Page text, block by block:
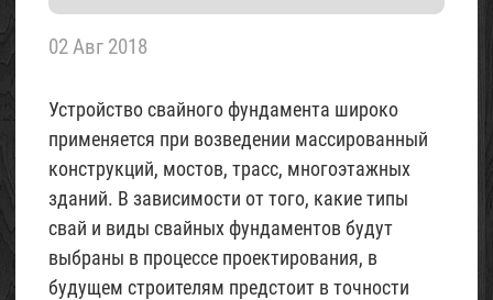
02 Авг 2018
Устройство свайного фундамента широко
применяется при возведении массированный
конструкций, мостов, трасс, многоэтажных
зданий. В зависимости от того, какие типы
свай и виды свайных фундаментов будут
выбраны в процессе проектирования, в
будущем строителям предстоит в точности
летнего
«Шалаш»
(с
Май
2017
Проект